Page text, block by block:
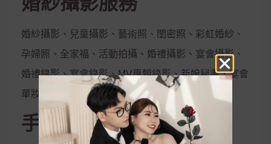
婚紗攝影、兒童攝影、藝術照、閨密照、彩虹婚紗、
孕婦照、全家福、活動拍攝、婚禮攝影、宴會攝影、
婚禮錄影、宴會錄影、MV專輯錄影、新娘秘書、宴會
單妝
手工禮服出租